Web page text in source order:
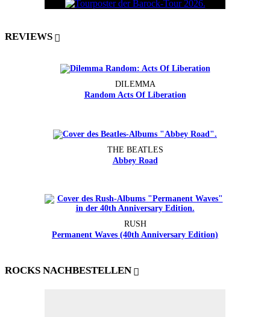
REVIEWS
DILEMMA
Random Acts Of Liberation
THE BEATLES
Abbey Road
RUSH
Permanent Waves (40th Anniversary Edition)
ROCKS NACHBESTELLEN